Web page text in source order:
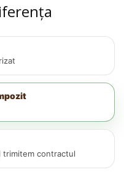
trimitem contractul